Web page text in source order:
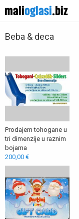
Beba & deca
Prodajem tohogane u
tri dimenzije u raznim
bojama
200,00 €